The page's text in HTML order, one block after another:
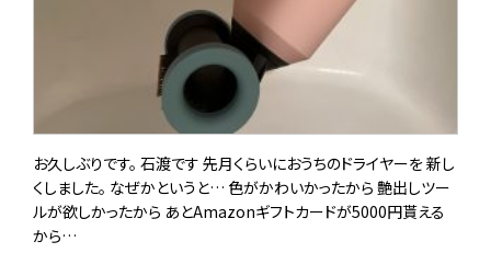
お久しぶりです。 石渡です 先月くらいにおうちのドライヤーを 新し
くしました。 なぜかというと… 色がかわいかったから 艶出しツー
ルが欲しかったから あとAmazonギフトカードが5000円貰える
から…